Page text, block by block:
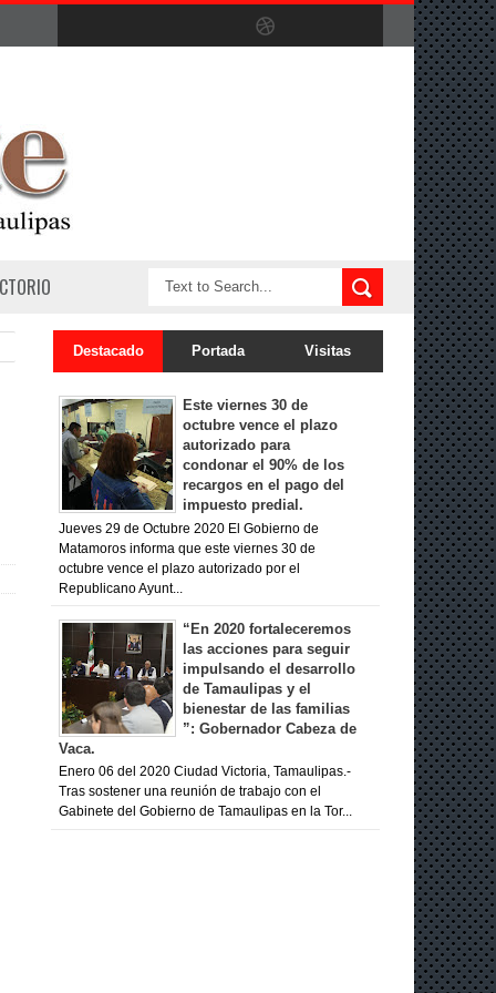
Destacado Portada Visitas
Este viernes 30 de
octubre vence el plazo
autorizado para
condonar el 90% de los
recargos en el pago del
impuesto predial.
Jueves 29 de Octubre 2020 El Gobierno de
Matamoros informa que este viernes 30 de
octubre vence el plazo autorizado por el
Republicano Ayunt...
“En 2020 fortaleceremos
las acciones para seguir
impulsando el desarrollo
de Tamaulipas y el
bienestar de las familias
”: Gobernador Cabeza de
Vaca.
Enero 06 del 2020 Ciudad Victoria, Tamaulipas.-
Tras sostener una reunión de trabajo con el
Gabinete del Gobierno de Tamaulipas en la Tor...